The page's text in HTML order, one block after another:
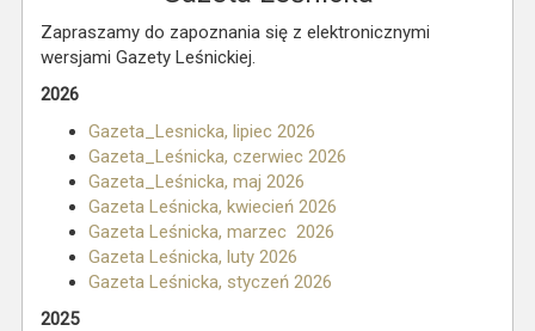
Zapraszamy do zapoznania się z elektronicznymi
wersjami Gazety Leśnickiej.
2026
Gazeta_Lesnicka, lipiec 2026
Gazeta_Leśnicka, czerwiec 2026
Gazeta_Leśnicka, maj 2026
Gazeta Leśnicka, kwiecień 2026
Gazeta Leśnicka, marzec 2026
Gazeta Leśnicka, luty 2026
Gazeta Leśnicka, styczeń 2026
2025